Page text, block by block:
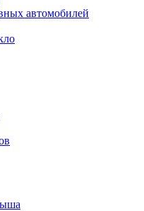
автомобилей